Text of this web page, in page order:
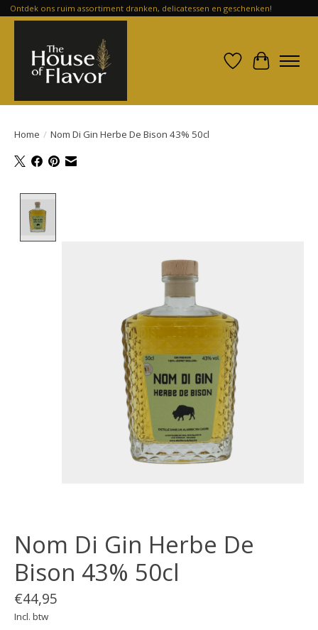
Ontdek ons ruim assortiment dranken, delicatessen en geschenken!
Verlanglijst
Home / Nom Di Gin Herbe De Bison 43% 50cl
Nom Di Gin Herbe De
Bison 43% 50cl
€44,95
Incl. btw